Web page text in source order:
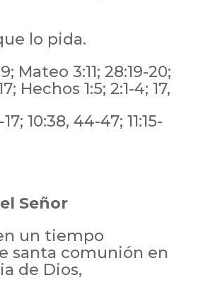
lo pida.
Mateo 3:11; 28:19-20;
Hechos 1:5; 2:1-4; 17,
10:38, 44-47; 11:15-
Señor
un tiempo
santa comunión en
de Dios,